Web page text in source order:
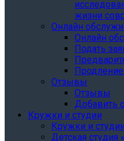
жизни
Онлайн
Онлайн
Подать
Отзывы
Отзывы
Добавить
Кружки и студии
Кружки и студии
Детская студия